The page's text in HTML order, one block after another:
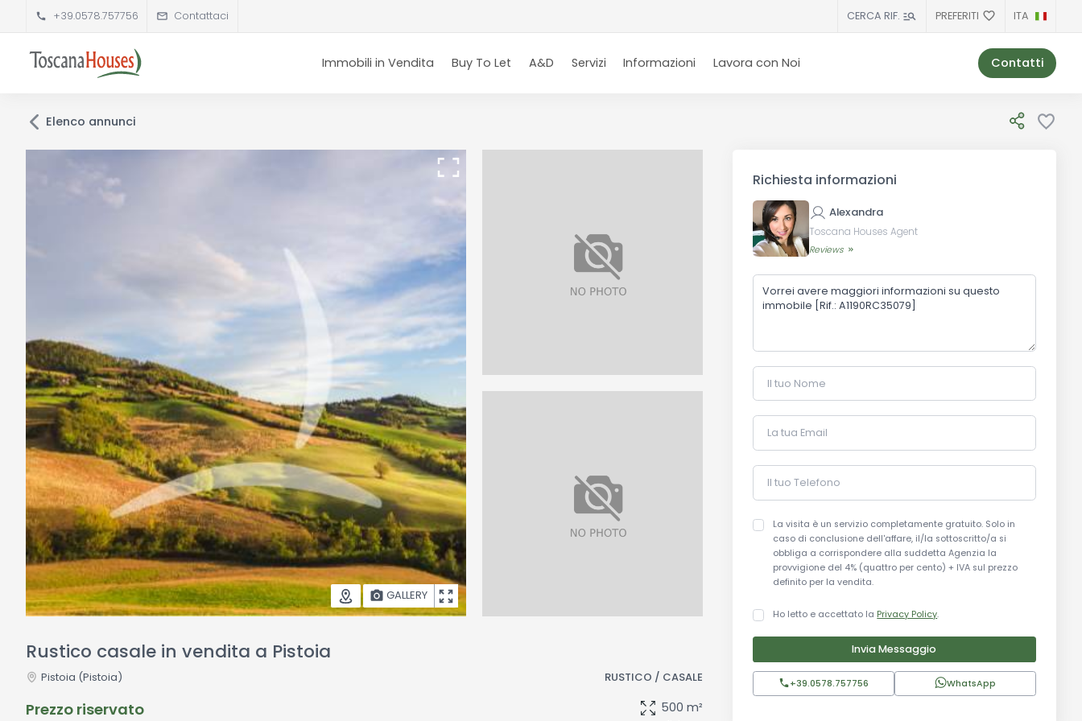
+39.0578.757756 Contattaci CERCA RIF. PREFERITI ITA
Immobili in Vendita Buy To Let A&D Servizi Informazioni Lavora con Noi Contatti
Elenco annunci
GALLERY
Rustico casale in vendita a Pistoia
Pistoia (Pistoia) RUSTICO / CASALE
Prezzo riservato 500 m²
Richiesta informazioni
Alexandra
Toscana Houses Agent
Reviews
Il tuo Nome
La tua Email
Il tuo Telefono
La visita è un servizio completamente gratuito. Solo in
caso di conclusione dell'affare, il/la sottoscritto/a si
obbliga a corrispondere alla suddetta Agenzia la
provvigione del 4% (quattro per cento) + IVA sul prezzo
definito per la vendita.
Ho letto e accettato la Privacy Policy.
Invia Messaggio
+39.0578.757756 WhatsApp